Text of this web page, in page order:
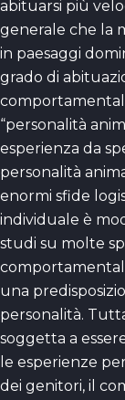
abituarsi più
generale che la
in paesaggi
grado di
“personalità
esperienza da
personalità
enormi sfide
individuale è
studi su molte
una
personalità.
soggetta a
le esperienze
dei genitori, il